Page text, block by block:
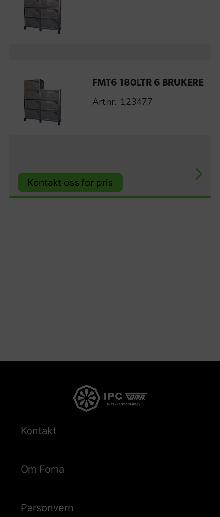
FMT6 180LTR 6 BRUKERE
Art.nr.: 123477
Kontakt oss for pris
Kontakt
Om Foma
Personvern